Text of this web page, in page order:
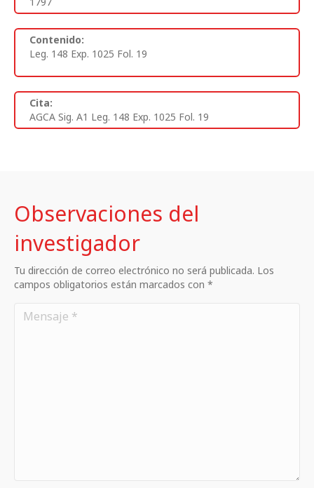
Contenido:
Leg. 148 Exp. 1025 Fol. 19
Cita:
AGCA Sig. A1 Leg. 148 Exp. 1025 Fol. 19
Observaciones del
investigador
Tu dirección de correo electrónico no será publicada. Los
campos obligatorios están marcados con *